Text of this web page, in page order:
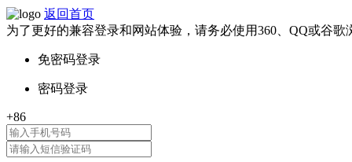
返回首页
为了更好的兼容登录和网站体验，请务必使用360、QQ或谷歌